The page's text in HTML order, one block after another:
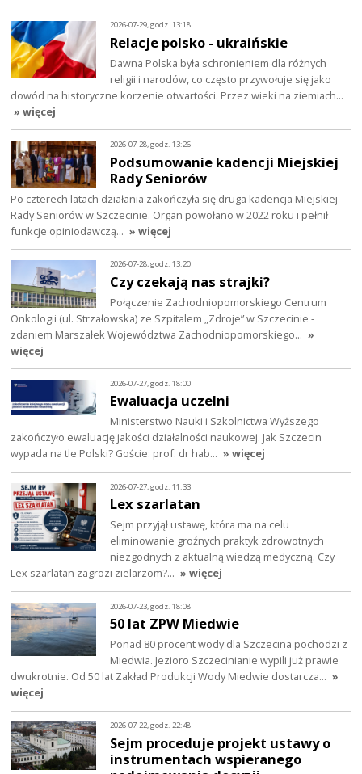
2026-07-29, godz. 13:18
Relacje polsko - ukraińskie
Dawna Polska była schronieniem dla różnych
religii i narodów, co często przywołuje się jako
dowód na historyczne korzenie otwartości. Przez wieki na ziemiach…
» więcej
2026-07-28, godz. 13:26
Podsumowanie kadencji Miejskiej
Rady Seniorów
Po czterech latach działania zakończyła się druga kadencja Miejskiej
Rady Seniorów w Szczecinie. Organ powołano w 2022 roku i pełnił
funkcje opiniodawczą… » więcej
2026-07-28, godz. 13:20
Czy czekają nas strajki?
Połączenie Zachodniopomorskiego Centrum
Onkologii (ul. Strzałowska) ze Szpitalem „Zdroje” w Szczecinie -
zdaniem Marszałek Województwa Zachodniopomorskiego… »
więcej
2026-07-27, godz. 18:00
Ewaluacja uczelni
Ministerstwo Nauki i Szkolnictwa Wyższego
zakończyło ewaluację jakości działalności naukowej. Jak Szczecin
wypada na tle Polski? Goście: prof. dr hab… » więcej
2026-07-27, godz. 11:33
Lex szarlatan
Sejm przyjął ustawę, która ma na celu
eliminowanie groźnych praktyk zdrowotnych
niezgodnych z aktualną wiedzą medyczną. Czy
Lex szarlatan zagrozi zielarzom?… » więcej
2026-07-23, godz. 18:08
50 lat ZPW Miedwie
Ponad 80 procent wody dla Szczecina pochodzi z
Miedwia. Jezioro Szczecinianie wypili już prawie
dwukrotnie. Od 50 lat Zakład Produkcji Wody Miedwie dostarcza… »
więcej
2026-07-22, godz. 22:48
Sejm proceduje projekt ustawy o
instrumentach wspieranego